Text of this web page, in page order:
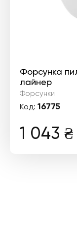
Форсунка
лайнер
Форсунки
Код: 16775
1 043 ₴